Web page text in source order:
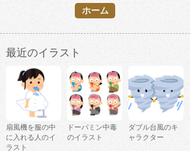
ホーム
最近のイラスト
扇風機を服の中
に入れる人のイ
ラスト
ドーパミン中毒
のイラスト
ダブル台風のキ
ャラクター